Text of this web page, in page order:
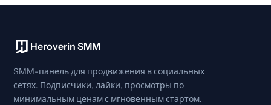
Heroverin SMM
SMM-панель для продвижения в социальных
сетях. Подписчики, лайки, просмотры по
минимальным ценам с мгновенным стартом.